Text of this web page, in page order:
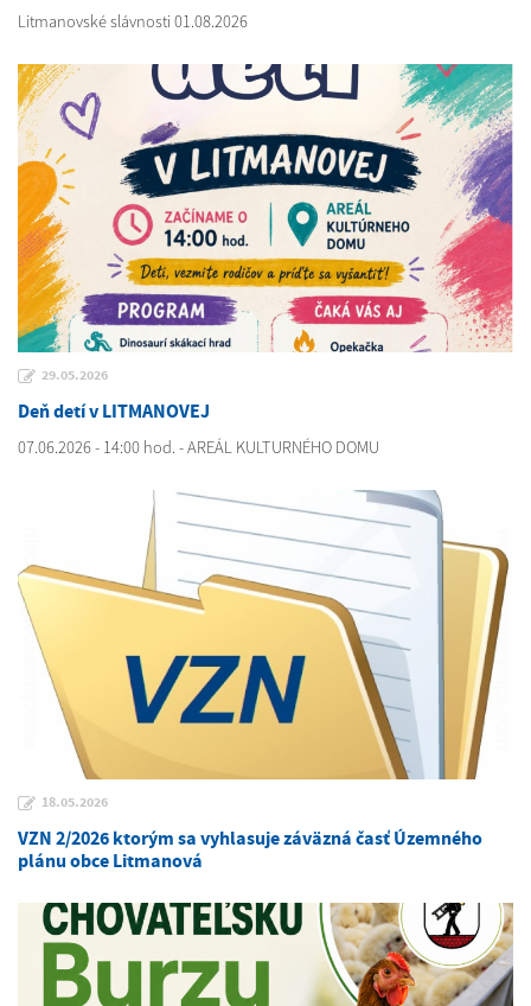
Litmanovské slávnosti 01.08.2026
29.05.2026
Deň detí v LITMANOVEJ
07.06.2026 - 14:00 hod. - AREÁL KULTURNÉHO DOMU
18.05.2026
VZN 2/2026 ktorým sa vyhlasuje záväzná časť Územného
plánu obce Litmanová